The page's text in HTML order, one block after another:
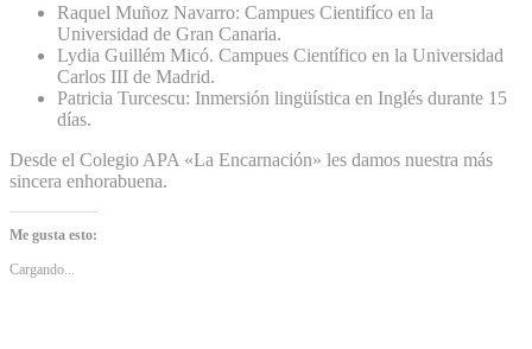
Raquel Muñoz Navarro: Campues Cientifíco en la
Universidad de Gran Canaria.
Lydia Guillém Micó. Campues Científico en la Universidad
Carlos III de Madrid.
Patricia Turcescu: Inmersión lingüística en Inglés durante 15
días.
Desde el Colegio APA «La Encarnación» les damos nuestra más
sincera enhorabuena.
Me gusta esto:
Cargando...